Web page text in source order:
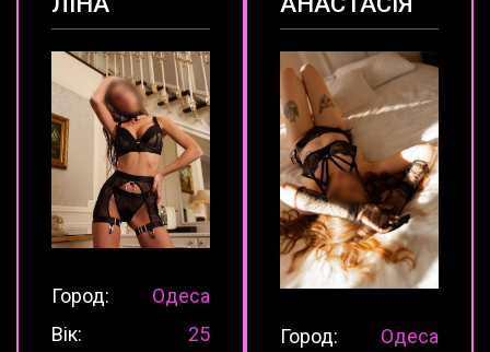
Город:
Одеса
Вік:
25
Город:
Одеса